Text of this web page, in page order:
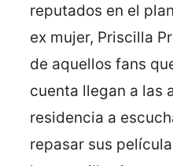
reputados en el
ex mujer, Priscilla
de aquellos fans
cuenta llegan a las
residencia a
repasar sus